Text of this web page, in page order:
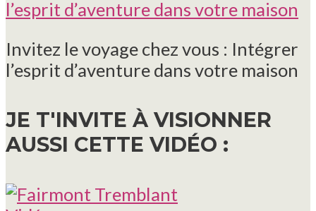
Invitez le voyage chez vous : Intégrer
l’esprit d’aventure dans votre maison
JE T'INVITE À VISIONNER
AUSSI CETTE VIDÉO :